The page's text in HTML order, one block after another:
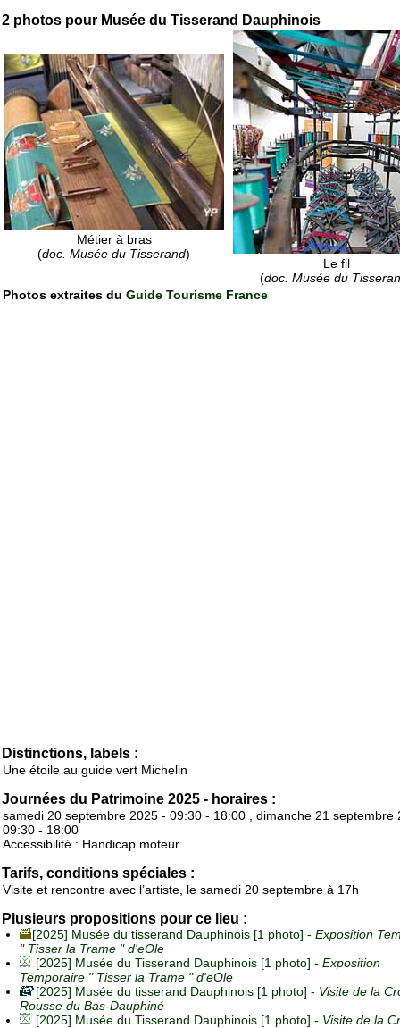
2 photos pour Musée du Tisserand Dauphinois
Métier à bras
(doc. Musée du Tisserand)
Le fil
(doc. Musée du
Photos extraites du Guide Tourisme France
Distinctions, labels :
Une étoile au guide vert Michelin
Journées du Patrimoine 2025 - horaires :
samedi 20 septembre 2025 - 09:30 - 18:00 , dimanche 21 septembre
09:30 - 18:00
Accessibilité : Handicap moteur
Tarifs, conditions spéciales :
Visite et rencontre avec l’artiste, le samedi 20 septembre à 17h
Plusieurs propositions pour ce lieu :
[2025] Musée du tisserand Dauphinois [1 photo] - Exposition
" Tisser la Trame " d'eOle
[2025] Musée du Tisserand Dauphinois [1 photo] - Exposition
Temporaire " Tisser la Trame " d'eOle
[2025] Musée du tisserand Dauphinois [1 photo] - Visite de la
Rousse du Bas-Dauphiné
[2025] Musée du Tisserand Dauphinois [1 photo] - Visite de la